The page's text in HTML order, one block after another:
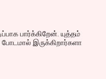
பார்க்கிறேன். யுத்தம்
போடமால் இருக்கிறார்களா